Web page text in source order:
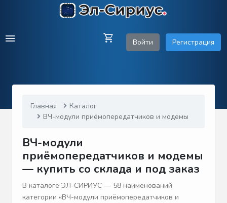
Войти Регистрация
Главная
Каталог
ВЧ-модули приёмопередатчиков и модемы
ВЧ-модули
приёмопередатчиков и модемы
— купить со склада и под заказ
В каталоге ЭЛ-СИРИУС — 58 наименований
категории «ВЧ-модули приёмопередатчиков и